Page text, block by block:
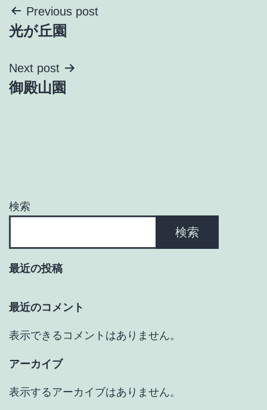
投
稿
ナ
ビ
ョ
Previous post
光が丘園
Next post
御殿山園
検索
検索
最近の投稿
最近のコメント
表示できるコメントはありません。
アーカイブ
表示するアーカイブはありません。